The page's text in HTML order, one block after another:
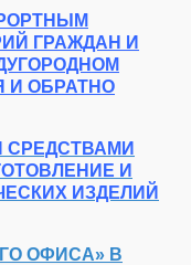
ГРАЖДАН И
И ОБРАТНО
СРЕДСТВАМИ
И
ИЗДЕЛИЙ
ОФИСА» В